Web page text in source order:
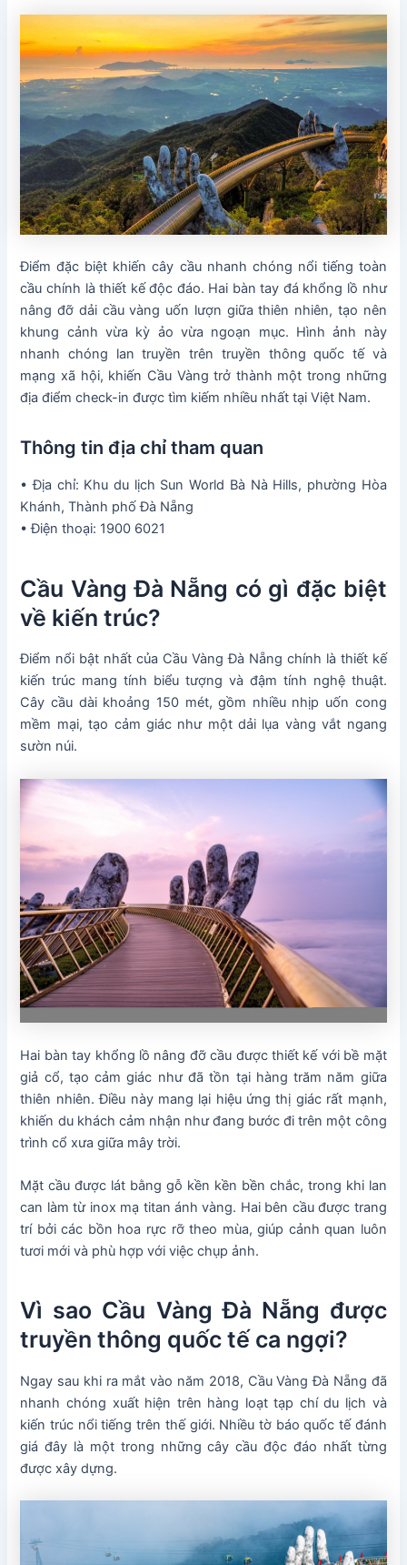
Điểm đặc biệt khiến cây cầu nhanh chóng nổi tiếng toàn
cầu chính là thiết kế độc đáo. Hai bàn tay đá khổng lồ như
nâng đỡ dải cầu vàng uốn lượn giữa thiên nhiên, tạo nên
khung cảnh vừa kỳ ảo vừa ngoạn mục. Hình ảnh này
nhanh chóng lan truyền trên truyền thông quốc tế và
mạng xã hội, khiến Cầu Vàng trở thành một trong những
địa điểm check-in được tìm kiếm nhiều nhất tại Việt Nam.
Thông tin địa chỉ tham quan
• Địa chỉ: Khu du lịch Sun World Bà Nà Hills, phường Hòa
Khánh, Thành phố Đà Nẵng
• Điện thoại: 1900 6021
Cầu Vàng Đà Nẵng có gì đặc biệt
về kiến trúc?
Điểm nổi bật nhất của Cầu Vàng Đà Nẵng chính là thiết kế
kiến trúc mang tính biểu tượng và đậm tính nghệ thuật.
Cây cầu dài khoảng 150 mét, gồm nhiều nhịp uốn cong
mềm mại, tạo cảm giác như một dải lụa vàng vắt ngang
sườn núi.
Hai bàn tay khổng lồ nâng đỡ cầu được thiết kế với bề mặt
giả cổ, tạo cảm giác như đã tồn tại hàng trăm năm giữa
thiên nhiên. Điều này mang lại hiệu ứng thị giác rất mạnh,
khiến du khách cảm nhận như đang bước đi trên một công
trình cổ xưa giữa mây trời.
Mặt cầu được lát bằng gỗ kền kền bền chắc, trong khi lan
can làm từ inox mạ titan ánh vàng. Hai bên cầu được trang
trí bởi các bồn hoa rực rỡ theo mùa, giúp cảnh quan luôn
tươi mới và phù hợp với việc chụp ảnh.
Vì sao Cầu Vàng Đà Nẵng được
truyền thông quốc tế ca ngợi?
Ngay sau khi ra mắt vào năm 2018, Cầu Vàng Đà Nẵng đã
nhanh chóng xuất hiện trên hàng loạt tạp chí du lịch và
kiến trúc nổi tiếng trên thế giới. Nhiều tờ báo quốc tế đánh
giá đây là một trong những cây cầu độc đáo nhất từng
được xây dựng.